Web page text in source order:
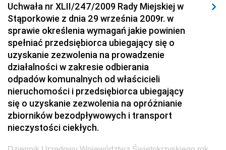
Dziennik Urzędowy Ministerstwa Hutnictwa i
Przemysłu Maszynowego
Dziennik Urzędowy Ministerstwa Zdrowia i Opieki
Społecznej
Dziennik Urzędowy Ministerstwa Rolnictwa, Leśnictwa
i Gospodarki Żywnościowej
Dziennik Urzędowy Ministra Spraw Wewnętrznych
Dziennik Urzędowy Ministra Transportu, Budownictwa
i Gospodarki Morskiej
Dziennik Urzędowy Ministra Administracji i Cyfryzacji
Uchwała nr XLII/247/2009 Rady Miejskiej w
Stąporkowie z dnia 29 września 2009r. w
sprawie określenia wymagań jakie powinien
spełniać przedsiębiorca ubiegający się o
uzyskanie zezwolenia na prowadzenie
działalności w zakresie odbierania
odpadów komunalnych od właścicieli
nieruchomości i przedsiębiorca ubiegający
się o uzyskanie zezwolenia na opróżnianie
zbiorników bezodpływowych i transport
nieczystości ciekłych.